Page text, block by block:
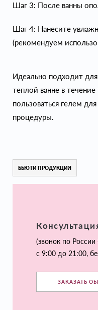
Шаг 3: После ванны
Шаг 4: Нанесите
(рекомендуем
Идеально подходит
теплой ванне в
пользоваться гелем
процедуры.
БЬЮТИ ПРОДУКЦИЯ
(звонок по
с 9:00 до 21:00,
ЗАКАЗАТЬ